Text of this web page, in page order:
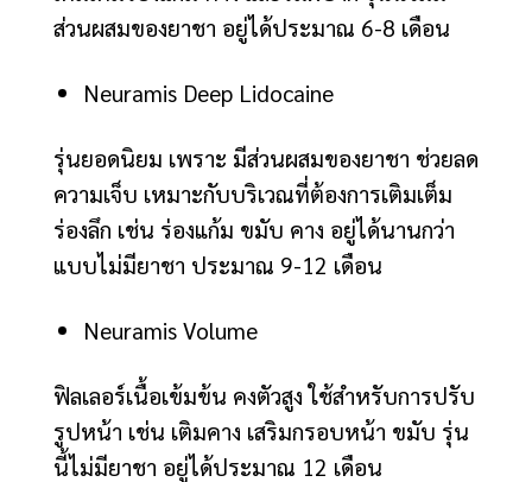
ส่วนผสมของยาชา อยู่ได้ประมาณ 6-8 เดือน
Neuramis Deep Lidocaine
รุ่นยอดนิยม เพราะ มีส่วนผสมของยาชา ช่วยลด
ความเจ็บ เหมาะกับบริเวณที่ต้องการเติมเต็ม
ร่องลึก เช่น ร่องแก้ม ขมับ คาง อยู่ได้นานกว่า
แบบไม่มียาชา ประมาณ 9-12 เดือน
Neuramis Volume
ฟิลเลอร์เนื้อเข้มข้น คงตัวสูง ใช้สำหรับการปรับ
รูปหน้า เช่น เติมคาง เสริมกรอบหน้า ขมับ รุ่น
นี้ไม่มียาชา อยู่ได้ประมาณ 12 เดือน